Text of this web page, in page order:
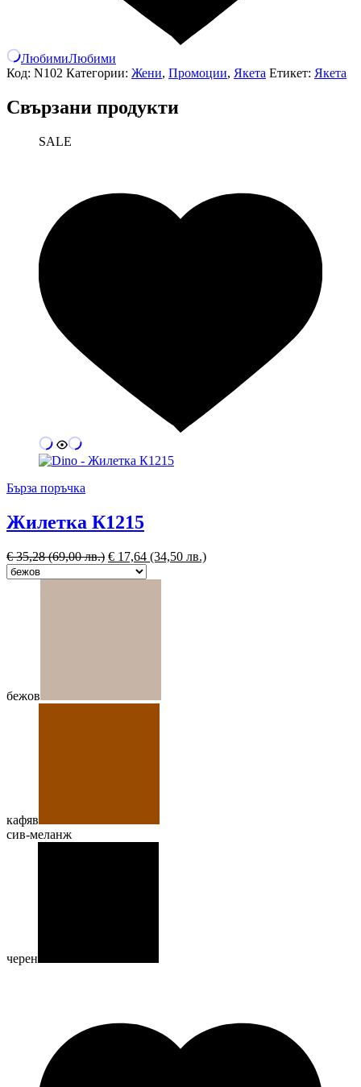
ЛюбимиЛюбими
Код: N102 Категории: Жени, Промоции, Якета Етикет: Якета
Свързани продукти
SALE
Бърза поръчка
Жилетка К1215
€35,28(69,00 лв.) € 17,64 (34,50 лв.)
бежов
кафяв
сив-меланж
черен